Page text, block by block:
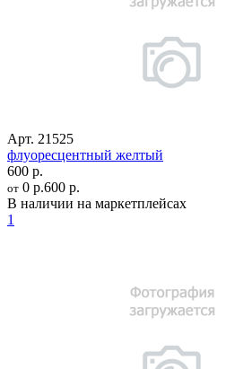
Арт. 21525
флуоресцентный желтый
600 р.
от 0 р.600 р.
В наличии на маркетплейсах
1